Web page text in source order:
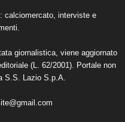
calciomercato, interviste e
giornalistica, viene aggiornato
(L. 62/2001). Portale non
S.S. Lazio S.p.A.